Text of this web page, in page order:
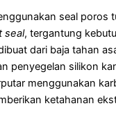
seal poros
seal, tergantung
dari baja tahan
penyegelan silikon
menggunakan
ketahanan